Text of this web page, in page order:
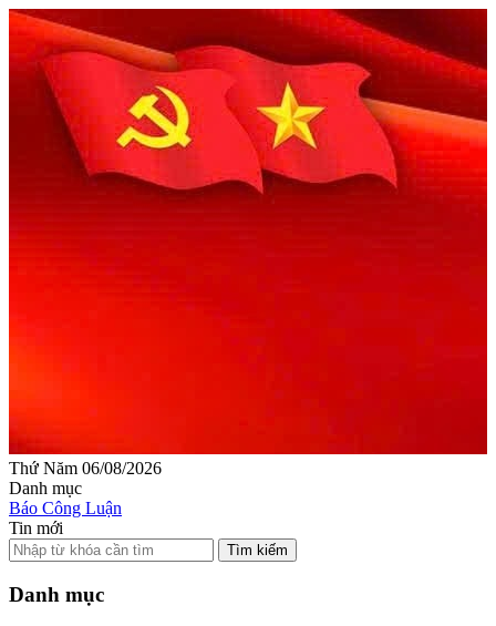
Thứ Năm 06/08/2026
Danh mục
Báo Công Luận
Tin mới
Tìm kiếm
Danh mục